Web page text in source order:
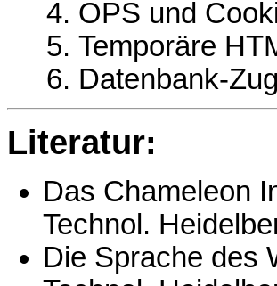
OPS und
Temporäre
Datenbank-
Literatur:
Das Chameleon
Technol.
Die Sprache des